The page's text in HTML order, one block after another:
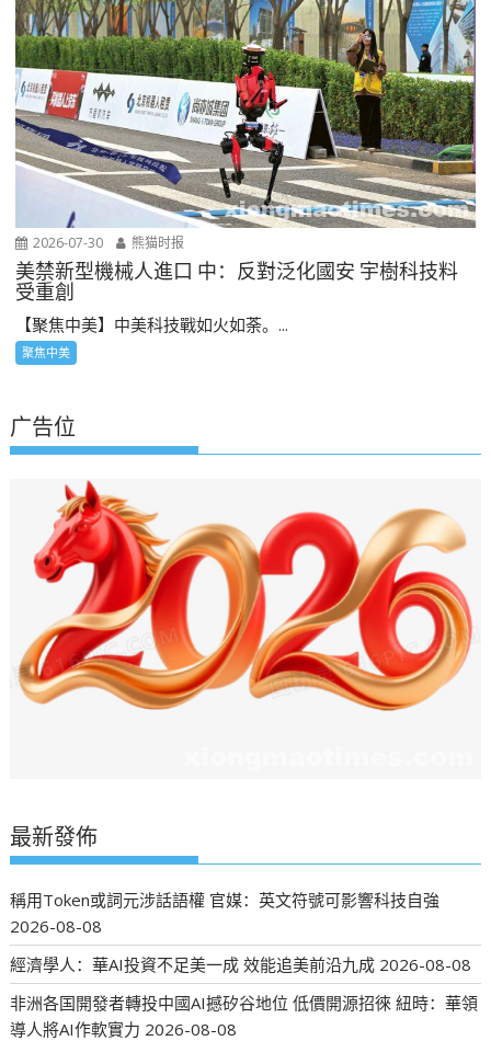
2026-07-30 熊猫时报
美禁新型機械人進口 中：反對泛化國安 宇樹科技料
受重創
【聚焦中美】中美科技戰如火如荼。...
聚焦中美
广告位
最新發佈
稱用Token或詞元涉話語權 官媒：英文符號可影響科技自強
2026-08-08
經濟學人：華AI投資不足美一成 效能追美前沿九成 2026-08-08
非洲各国開發者轉投中國AI撼矽谷地位 低價開源招徠 紐時：華領
導人將AI作軟實力 2026-08-08